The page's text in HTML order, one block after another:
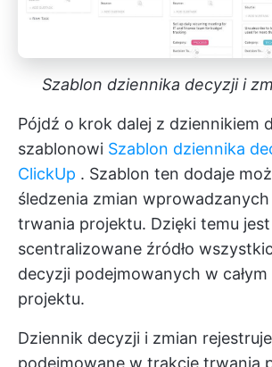
Szablon dziennika decyzji i
Pójdź o krok dalej z dziennikiem
szablonowi Szablon dziennika
ClickUp . Szablon ten dodaje
śledzenia zmian
trwania projektu. Dzięki temu
scentralizowane źródło
decyzji podejmowanych w
projektu.
Dziennik decyzji i zmian
podejmowane w trakcie trwania